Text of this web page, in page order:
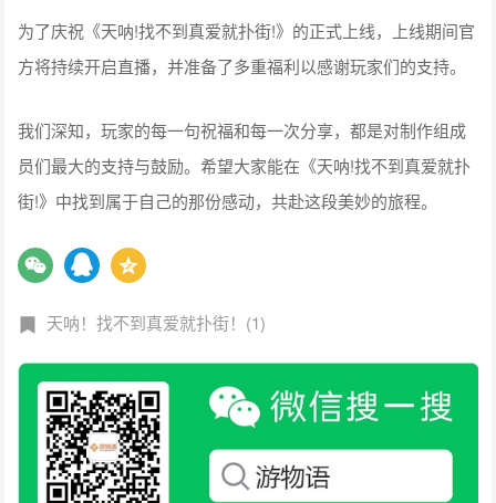
为了庆祝《天呐!找不到真爱就扑街!》的正式上线，上线期间官
方将持续开启直播，并准备了多重福利以感谢玩家们的支持。
我们深知，玩家的每一句祝福和每一次分享，都是对制作组成
员们最大的支持与鼓励。希望大家能在《天呐!找不到真爱就扑
街!》中找到属于自己的那份感动，共赴这段美妙的旅程。
天呐！找不到真爱就扑街！(1)